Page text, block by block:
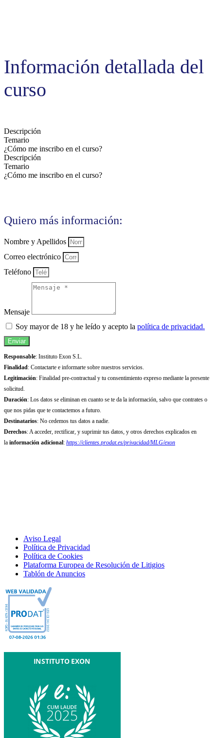
Información detallada del
curso
Descripción
Temario
¿Cómo me inscribo en el curso?
Descripción
Temario
¿Cómo me inscribo en el curso?
Quiero más información:
Nombre y Apellidos
Correo electrónico
Teléfono
Mensaje
Soy mayor de 18 y he leído y acepto la política de privacidad.
Enviar
Responsable: Instituto Exon S.L.
Finalidad: Contactarte e informarte sobre nuestros servicios.
Legitimación: Finalidad pre-contractual y tu consentimiento expreso mediante la presente
solicitud.
Duración: Los datos se eliminan en cuanto se te da la información, salvo que contrates o
que nos pidas que te contactemos a futuro.
Destinatarios: No cedemos tus datos a nadie.
Derechos: A acceder, rectificar, y suprimir tus datos, y otros derechos explicados en
la información adicional: https://clientes.prodat.es/privacidad/MLG/exon
Aviso Legal
Política de Privacidad
Política de Cookies
Plataforma Europea de Resolución de Litigios
Tablón de Anuncios